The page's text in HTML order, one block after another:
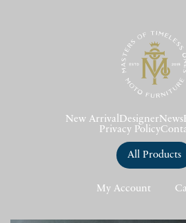
New Arrival DesignerNews
Privacy Policy
All Products
My Account